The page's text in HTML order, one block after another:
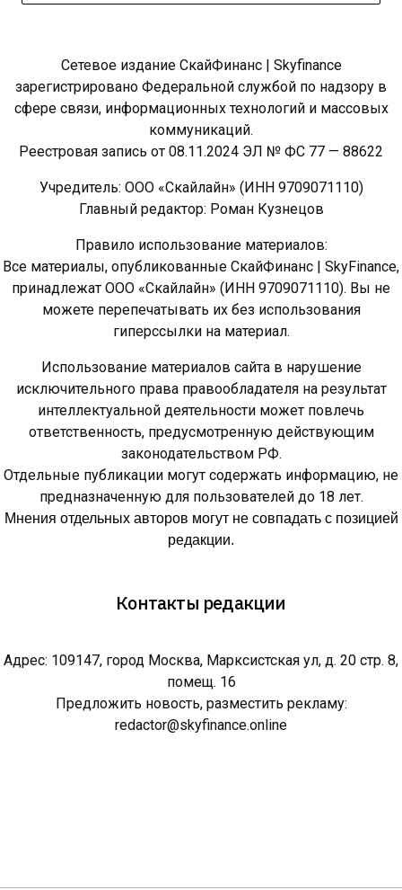
Сетевое издание СкайФинанс | Skyfinance
зарегистрировано Федеральной службой по надзору в
сфере связи, информационных технологий и массовых
коммуникаций.
Реестровая запись от 08.11.2024 ЭЛ № ФС 77 — 88622
Учредитель: ООО «Скайлайн» (ИНН 9709071110)
Главный редактор: Роман Кузнецов
Правило использование материалов:
Все материалы, опубликованные СкайФинанс | SkyFinance,
принадлежат ООО «Скайлайн» (ИНН 9709071110). Вы не
можете перепечатывать их без использования
гиперссылки на материал.
Использование материалов сайта в нарушение
исключительного права правообладателя на результат
интеллектуальной деятельности может повлечь
ответственность, предусмотренную действующим
законодательством РФ.
Отдельные публикации могут содержать информацию, не
предназначенную для пользователей до 18 лет.
Мнения отдельных авторов могут не совпадать с позицией
редакции.
Контакты редакции
Адрес: 109147, город Москва, Марксистская ул, д. 20 стр. 8,
помещ. 16
Предложить новость, разместить рекламу:
redactor@skyfinance.online